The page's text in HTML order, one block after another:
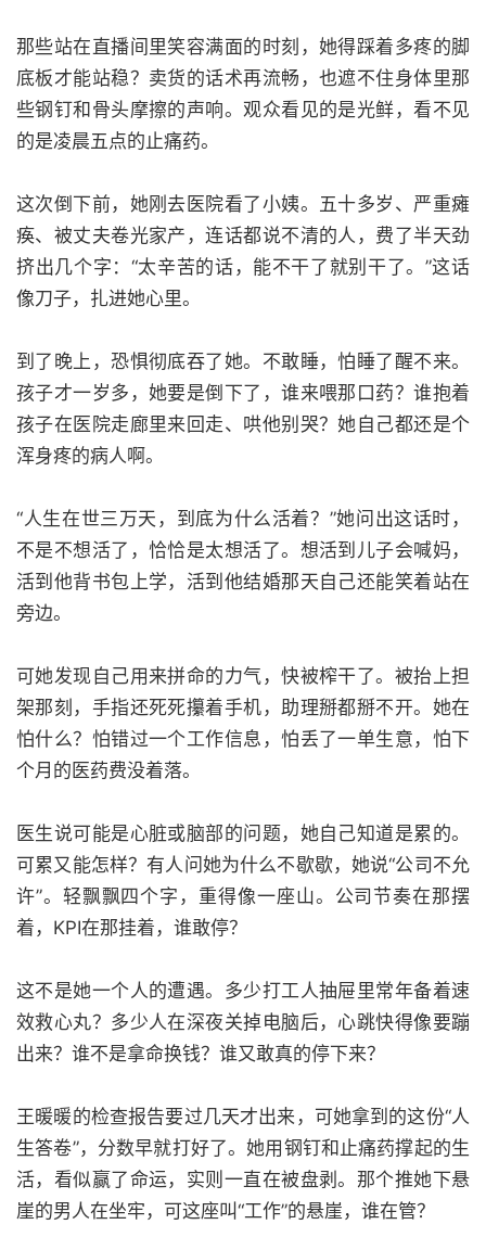
那些站在直播间里笑容满面的时刻，她得踩着多疼的脚
底板才能站稳？卖货的话术再流畅，也遮不住身体里那
些钢钉和骨头摩擦的声响。观众看见的是光鲜，看不见
的是凌晨五点的止痛药。
这次倒下前，她刚去医院看了小姨。五十多岁、严重瘫
痪、被丈夫卷光家产，连话都说不清的人，费了半天劲
挤出几个字：“太辛苦的话，能不干了就别干了。”这话
像刀子，扎进她心里。
到了晚上，恐惧彻底吞了她。不敢睡，怕睡了醒不来。
孩子才一岁多，她要是倒下了，谁来喂那口药？谁抱着
孩子在医院走廊里来回走、哄他别哭？她自己都还是个
浑身疼的病人啊。
“人生在世三万天，到底为什么活着？”她问出这话时，
不是不想活了，恰恰是太想活了。想活到儿子会喊妈，
活到他背书包上学，活到他结婚那天自己还能笑着站在
旁边。
可她发现自己用来拼命的力气，快被榨干了。被抬上担
架那刻，手指还死死攥着手机，助理掰都掰不开。她在
怕什么？怕错过一个工作信息，怕丢了一单生意，怕下
个月的医药费没着落。
医生说可能是心脏或脑部的问题，她自己知道是累的。
可累又能怎样？有人问她为什么不歇歇，她说“公司不允
许”。轻飘飘四个字，重得像一座山。公司节奏在那摆
着，KPI在那挂着，谁敢停？
这不是她一个人的遭遇。多少打工人抽屉里常年备着速
效救心丸？多少人在深夜关掉电脑后，心跳快得像要蹦
出来？谁不是拿命换钱？谁又敢真的停下来？
王暖暖的检查报告要过几天才出来，可她拿到的这份“人
生答卷”，分数早就打好了。她用钢钉和止痛药撑起的生
活，看似赢了命运，实则一直在被盘剥。那个推她下悬
崖的男人在坐牢，可这座叫“工作”的悬崖，谁在管？